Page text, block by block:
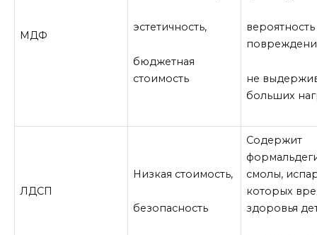
МДФ
эстетичность,
бюджетная
стоимость
вероятность
не
больших
ЛДСП
Низкая стоимость,
безопасность
Содержит
смолы,
которых
здоровья